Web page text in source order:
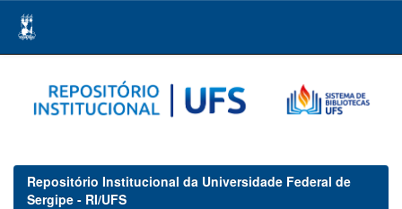
navigation
Repositório Institucional da Universidade Federal de
Sergipe - RI/UFS